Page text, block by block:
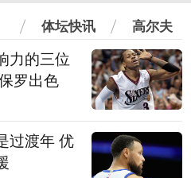
体坛快讯 高尔夫
力的三位
罗出色
过渡年 优